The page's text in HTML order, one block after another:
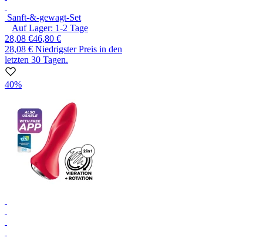
Sanft-&-gewagt-Set
Auf Lager: 1-2 Tage
28,08 €46,80 €
28,08 € Niedrigster Preis in den
letzten 30 Tagen.
40%